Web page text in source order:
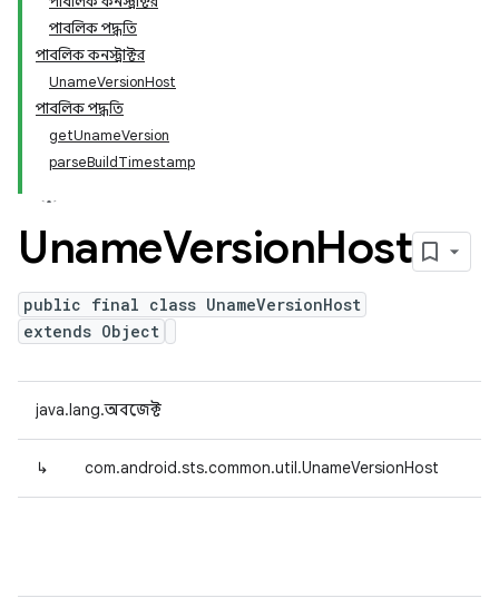
পাবলিক পদ্ধতি
পাবলিক কনস্ট্রাক্টর
UnameVersionHost
পাবলিক পদ্ধতি
getUnameVersion
parseBuildTimestamp
UnameVersionHost
public final class UnameVersionHost
extends Object
java.lang.অবজেক্ট
↳ com.android.sts.common.util.UnameVersionHost